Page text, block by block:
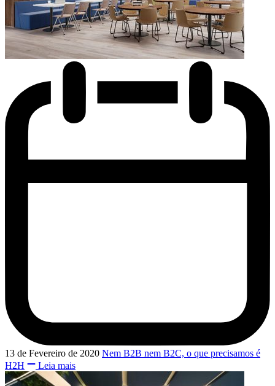
13 de Fevereiro de 2020 Nem B2B nem B2C, o que precisamos é
H2H
Leia mais